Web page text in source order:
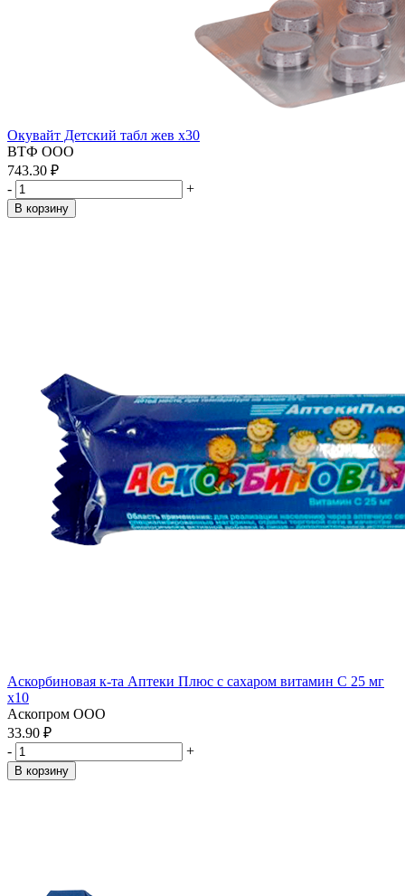
Окувайт Детский табл жев x30
ВТФ ООО
743.30 ₽
-
+
В корзину
Аскорбиновая к-та Аптеки Плюс с сахаром витамин С 25 мг
x10
Аскопром ООО
33.90 ₽
-
+
В корзину